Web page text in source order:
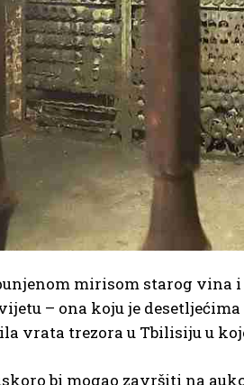
mirisom starog
– ona koju je
vrata trezora u Tbilisiju u
bi mogao završiti na